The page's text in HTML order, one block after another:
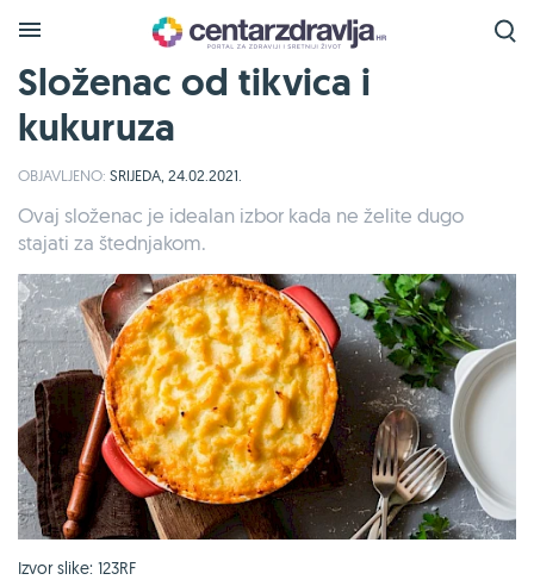
Složenac od tikvica i
kukuruza
OBJAVLJENO: SRIJEDA, 24.02.2021.
Ovaj složenac je idealan izbor kada ne želite dugo
stajati za štednjakom.
Izvor slike: 123RF